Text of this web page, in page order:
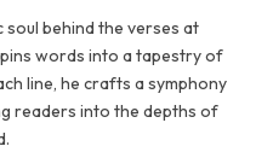
behind the verses at
words into a tapestry of
line, he crafts a symphony
readers into the depths of